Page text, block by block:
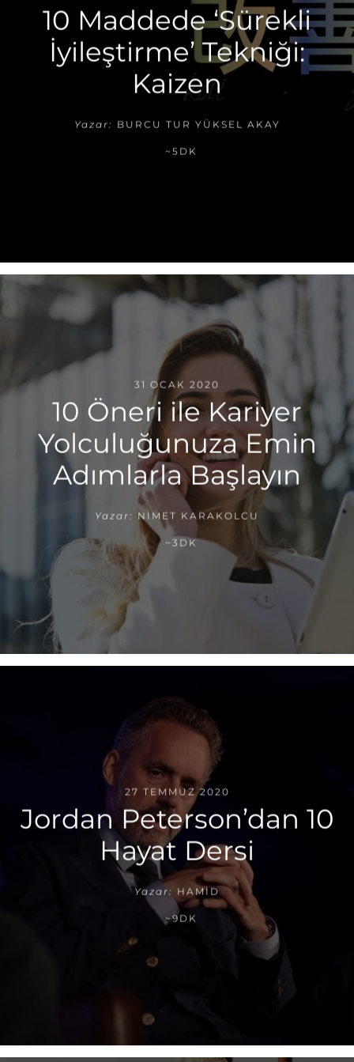
10 Maddede ‘Sürekli
İyileştirme’ Tekniği:
Kaizen
Yazar: BURCU TUR YÜKSEL AKAY
~5DK
31 OCAK 2020
10 Öneri ile Kariyer
Yolculuğunuza Emin
Adımlarla Başlayın
Yazar: NIMET KARAKOLCU
~3DK
27 TEMMUZ 2020
Jordan Peterson’dan 10
Hayat Dersi
Yazar: HAMID
~9DK